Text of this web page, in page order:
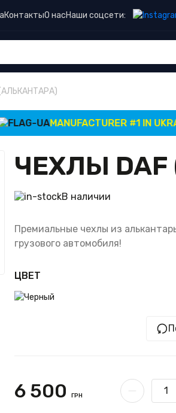
КонтактыО насНаши соцсети:
MANUFACTURER #1 IN UKRAINE
ЧЕХЛЫ
В наличии
Премиальные чехлы из
грузового автомобиля!
ЦВЕТ
6 500 ГРН